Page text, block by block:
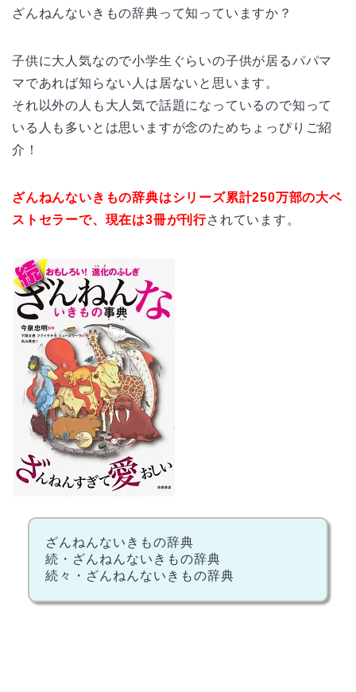
ざんねんないきもの辞典って知っていますか？
子供に大人気なので小学生ぐらいの子供が居るパパマ
マであれば知らない人は居ないと思います。
それ以外の人も大人気で話題になっているので知って
いる人も多いとは思いますが念のためちょっぴりご紹
介！
ざんねんないきもの辞典はシリーズ累計250万部の大ベ
ストセラーで、現在は3冊が刊行されています。
ざんねんないきもの辞典
続・ざんねんないきもの辞典
続々・ざんねんないきもの辞典